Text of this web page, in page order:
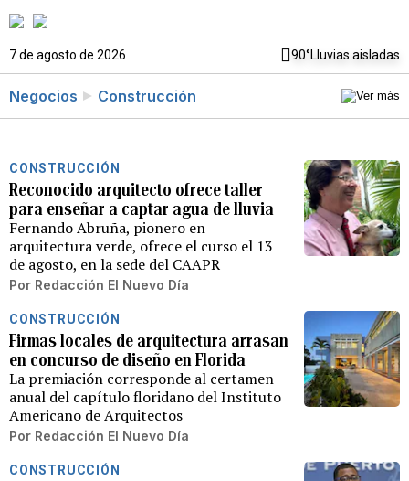
7 de agosto de 2026 90°Lluvias aisladas
Negocios Construcción
CONSTRUCCIÓN
Reconocido arquitecto ofrece taller
para enseñar a captar agua de lluvia
Fernando Abruña, pionero en
arquitectura verde, ofrece el curso el 13
de agosto, en la sede del CAAPR
Por Redacción El Nuevo Día
CONSTRUCCIÓN
Firmas locales de arquitectura arrasan
en concurso de diseño en Florida
La premiación corresponde al certamen
anual del capítulo floridano del Instituto
Americano de Arquitectos
Por Redacción El Nuevo Día
CONSTRUCCIÓN